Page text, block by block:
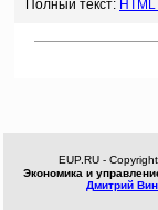
Полный текст:
EUP.RU -
Экономика и
Дмитрий